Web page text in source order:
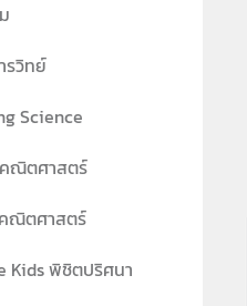
รวิทย์
Science
ณิตศาสตร์
ณิตศาสตร์
Kids พิชิตปริศนา